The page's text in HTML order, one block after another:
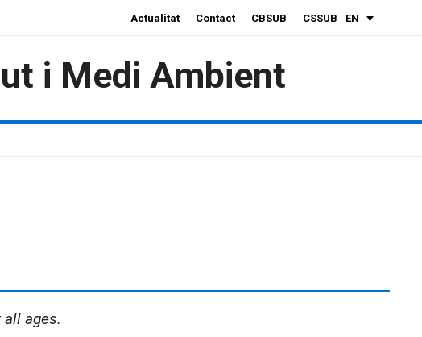
EN
Actualitat Contact CBSUB CSSUB
i Medi Ambient
ages.